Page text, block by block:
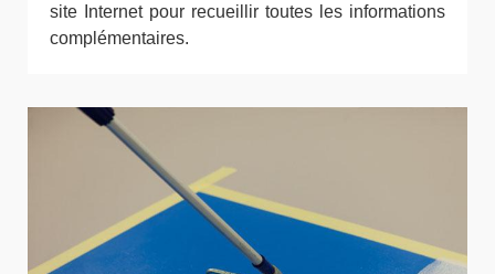
site Internet pour recueillir toutes les informations
complémentaires.